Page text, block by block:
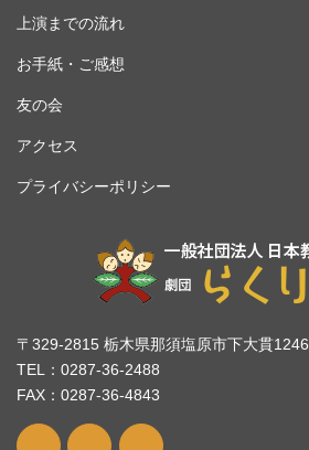
上演までの流れ
お手紙・ご感想
友の会
アクセス
プライバシーポリシー
〒329-2815 栃木県那須塩原市下大貫1246
TEL：0287-36-2488
FAX：0287-36-4843